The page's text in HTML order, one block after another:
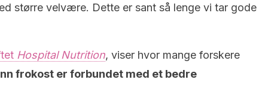
større velvære. Dette er sant så lenge vi tar gode
Hospital Nutrition, viser hvor mange forskere
frokost er forbundet med et bedre